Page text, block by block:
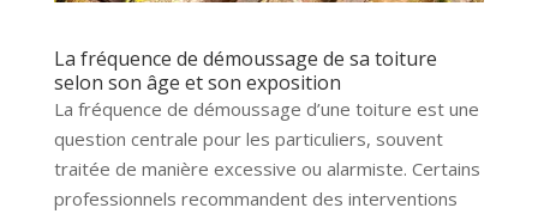
La fréquence de démoussage de sa toiture
selon son âge et son exposition
La fréquence de démoussage d’une toiture est une
question centrale pour les particuliers, souvent
traitée de manière excessive ou alarmiste. Certains
professionnels recommandent des interventions